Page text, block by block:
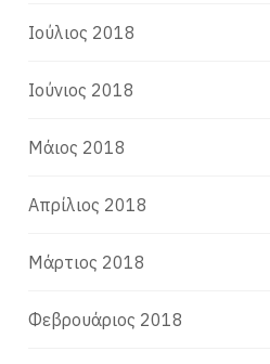
Ιούλιος 2018
Ιούνιος 2018
Μάιος 2018
Απρίλιος 2018
Μάρτιος 2018
Φεβρουάριος 2018